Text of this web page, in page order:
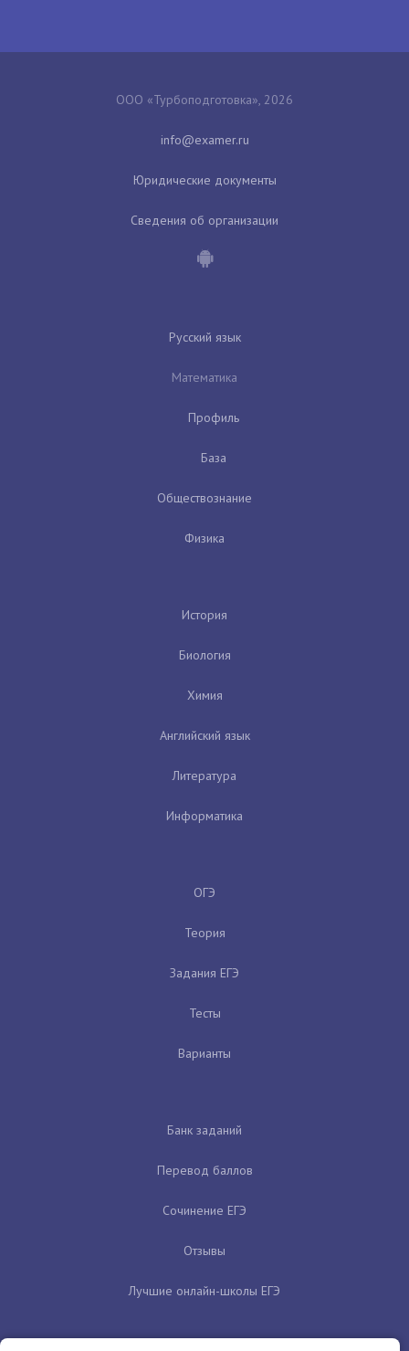
ООО «Турбоподготовка», 2026
Юридические документы
Сведения об организации
Русский язык
Математика
Профиль
База
Обществознание
Физика
История
Биология
Химия
Английский язык
Литература
Информатика
ОГЭ
Теория
Задания ЕГЭ
Тесты
Варианты
Банк заданий
Перевод баллов
Сочинение ЕГЭ
Отзывы
Лучшие онлайн-школы ЕГЭ